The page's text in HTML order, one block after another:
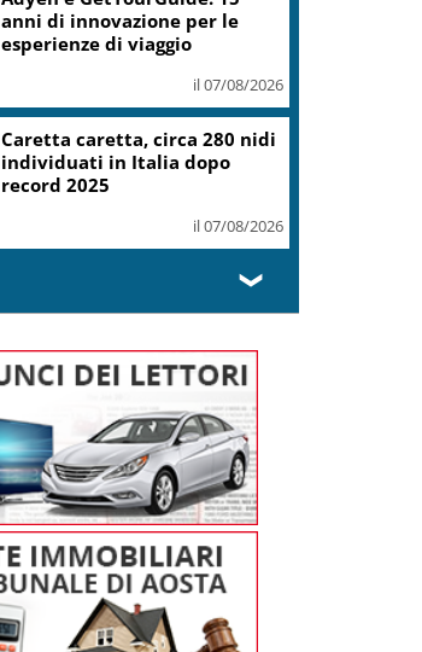
anni di innovazione per le
esperienze di viaggio
il 07/08/2026
Caretta caretta, circa 280 nidi
individuati in Italia dopo
record 2025
il 07/08/2026
❯